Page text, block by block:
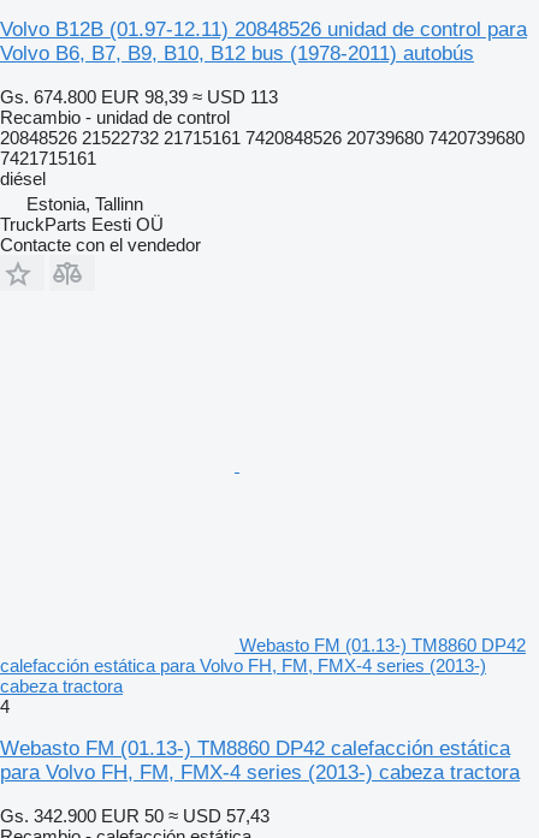
Volvo B12B (01.97-12.11) 20848526 unidad de control para
Volvo B6, B7, B9, B10, B12 bus (1978-2011) autobús
Gs. 674.800 EUR 98,39 ≈ USD 113
Recambio - unidad de control
20848526 21522732 21715161 7420848526 20739680 7420739680
7421715161
diésel
Estonia, Tallinn
TruckParts Eesti OÜ
Contacte con el vendedor
Webasto FM (01.13-) TM8860 DP42
calefacción estática para Volvo FH, FM, FMX-4 series (2013-)
cabeza tractora
4
Webasto FM (01.13-) TM8860 DP42 calefacción estática
para Volvo FH, FM, FMX-4 series (2013-) cabeza tractora
Gs. 342.900 EUR 50 ≈ USD 57,43